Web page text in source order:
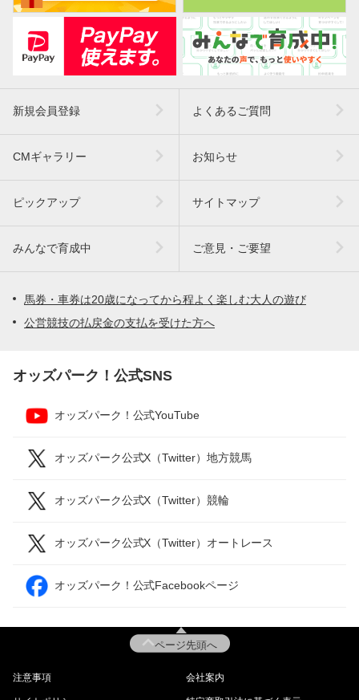
新規会員登録 よくあるご質問
CMギャラリー お知らせ
ピックアップ サイトマップ
みんなで育成中 ご意見・ご要望
馬券・車券は20歳になってから程よく楽しむ大人の遊び
公営競技の払戻金の支払を受けた方へ
オッズパーク！公式SNS
オッズパーク！公式YouTube
オッズパーク公式X（Twitter）地方競馬
オッズパーク公式X（Twitter）競輪
オッズパーク公式X（Twitter）オートレース
オッズパーク！公式Facebookページ
ページ先頭へ
注意事項 会社案内